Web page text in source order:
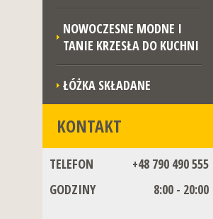
NOWOCZESNE MODNE I
TANIE KRZESŁA DO KUCHNI
ŁÓŻKA SKŁADANE
KONTAKT
TELEFON
+48 790 490 555
GODZINY
8:00 - 20:00